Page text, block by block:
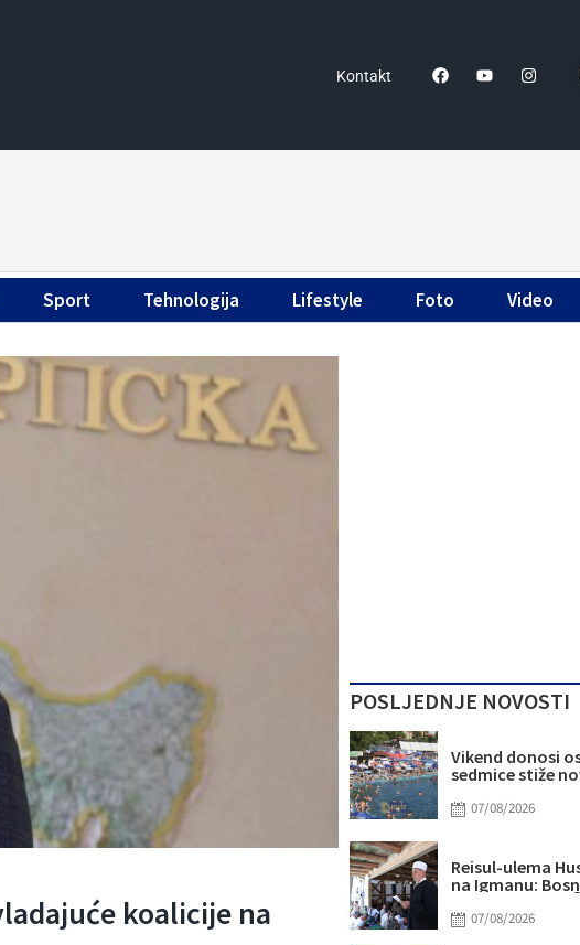
Kontakt
Sport Tehnologija Lifestyle Foto Video
koalicije na
POSLJEDNJE NOVOSTI
Vikend donosi
sedmice stiže
07/08/2026
Reisul-ulema
na Igmanu:
07/08/2026